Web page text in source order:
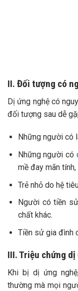
II. Đối tượng có
Dị ứng nghệ có
đối tượng sau dễ
Những người có
Những người có
mề đay mãn
Trẻ nhỏ do hệ
Người có tiền sử
chất khác.
Tiền sử gia đình
III. Triệu chứng
Khi bị dị ứng
thường mà mọi